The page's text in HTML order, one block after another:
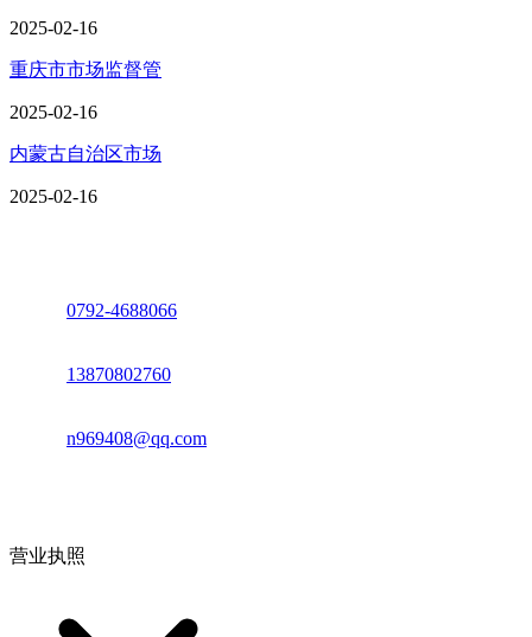
2025-02-16
重庆市市场监督管
2025-02-16
内蒙古自治区市场
2025-02-16
0792-4688066
13870802760
n969408@qq.com
营业执照